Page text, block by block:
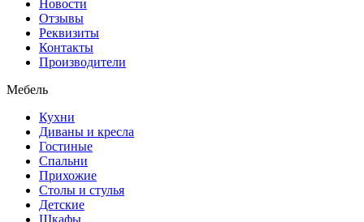
Новости
Отзывы
Реквизиты
Контакты
Производители
Мебель
Кухни
Диваны и кресла
Гостиные
Спальни
Прихожие
Столы и стулья
Детские
Шкафы